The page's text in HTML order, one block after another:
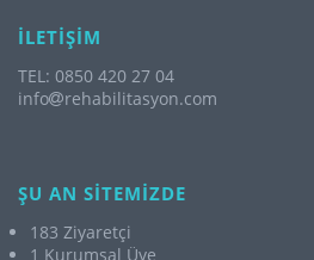
İLETİŞİM
TEL: 0850 420 27 04
info
rehabilitasyon.com
ŞU AN SİTEMİZDE
183 Ziyaretçi
1 Kurumsal Üye